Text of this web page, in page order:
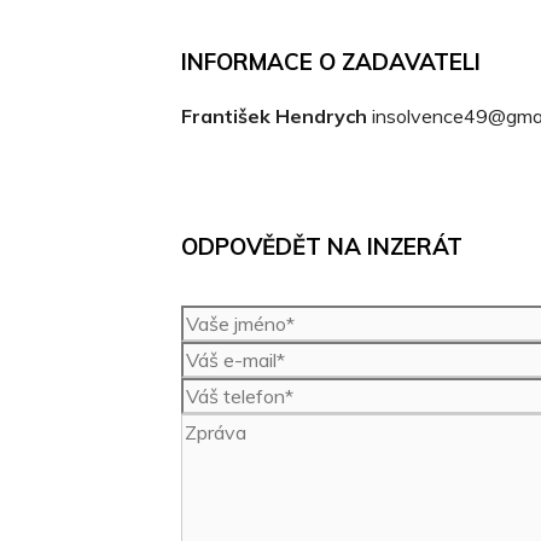
INFORMACE O ZADAVATELI
František Hendrych
ODPOVĚDĚT NA INZERÁT